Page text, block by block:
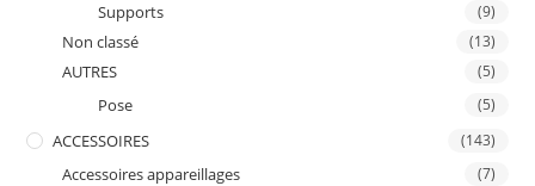
Supports (9)
Non classé (13)
AUTRES (5)
Pose (5)
ACCESSOIRES (143)
Accessoires appareillages (7)